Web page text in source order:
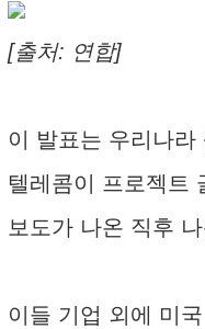
[출처: 연합]
이 발표는 우리나
텔레콤이 프로젝트
보도가 나온 직후
이들 기업 외에 미